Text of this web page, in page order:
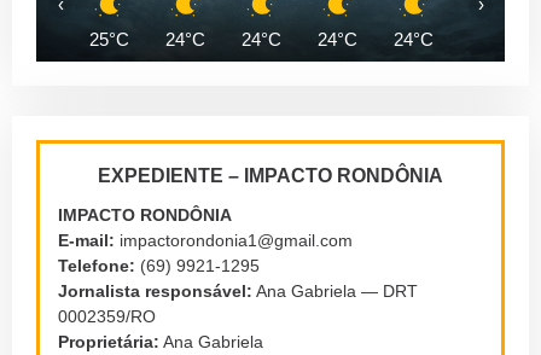
25°C 24°C 24°C 24°C 24°C
‹ ›
EXPEDIENTE – IMPACTO RONDÔNIA
IMPACTO RONDÔNIA
E-mail: impactorondonia1@gmail.com
Telefone: (69) 9921-1295
Jornalista responsável: Ana Gabriela — DRT
0002359/RO
Proprietária: Ana Gabriela